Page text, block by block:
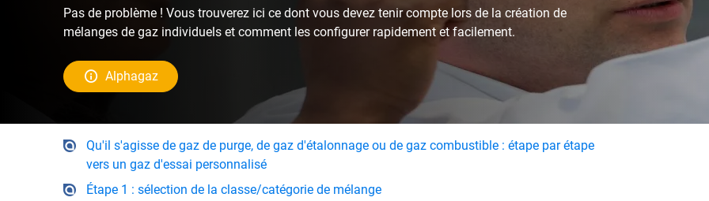
Pas de problème ! Vous trouverez ici ce dont vous devez tenir compte lors de la création de
mélanges de gaz individuels et comment les configurer rapidement et facilement.
Alphagaz
Qu'il s'agisse de gaz de purge, de gaz d'étalonnage ou de gaz combustible : étape par étape
vers un gaz d'essai personnalisé
Étape 1 : sélection de la classe/catégorie de mélange